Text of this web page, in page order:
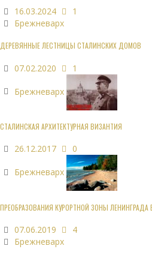
16.03.2024
1
Брежневарх
ДЕРЕВЯННЫЕ ЛЕСТНИЦЫ СТАЛИНСКИХ ДОМОВ
07.02.2020 1
Брежневарх
СТАЛИНСКАЯ АРХИТЕКТУРНАЯ ВИЗАНТИЯ
26.12.2017 0
Брежневарх
ПРЕОБРАЗОВАНИЯ КУРОРТНОЙ ЗОНЫ
07.06.2019
4
Брежневарх